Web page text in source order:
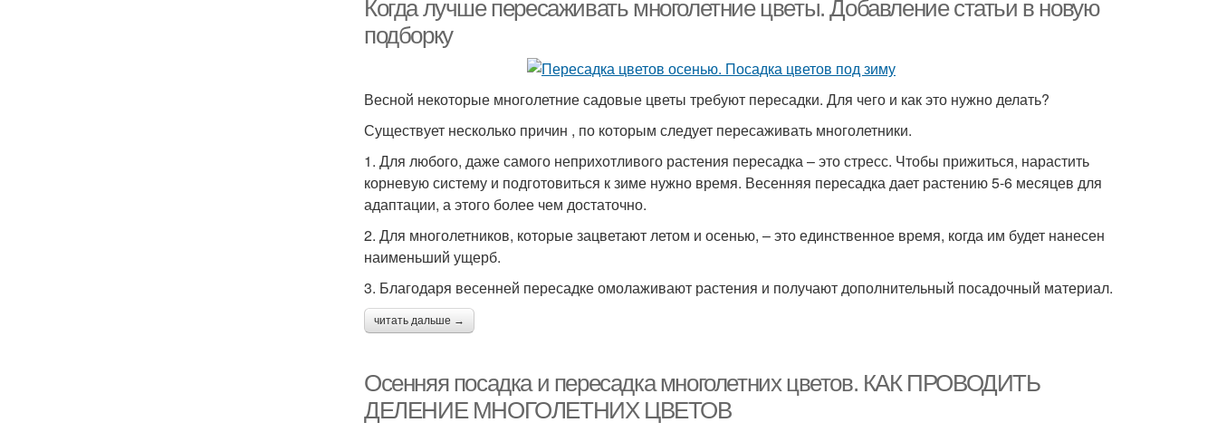
Когда лучше пересаживать многолетние цветы. Добавление статьи в новую
подборку
Весной некоторые многолетние садовые цветы требуют пересадки. Для чего и как это нужно делать?
Существует несколько причин , по которым следует пересаживать многолетники.
1. Для любого, даже самого неприхотливого растения пересадка – это стресс. Чтобы прижиться, нарастить
корневую систему и подготовиться к зиме нужно время. Весенняя пересадка дает растению 5-6 месяцев для
адаптации, а этого более чем достаточно.
2. Для многолетников, которые зацветают летом и осенью, – это единственное время, когда им будет нанесен
наименьший ущерб.
3. Благодаря весенней пересадке омолаживают растения и получают дополнительный посадочный материал.
читать дальше →
Осенняя посадка и пересадка многолетних цветов. КАК ПРОВОДИТЬ
ДЕЛЕНИЕ МНОГОЛЕТНИХ ЦВЕТОВ